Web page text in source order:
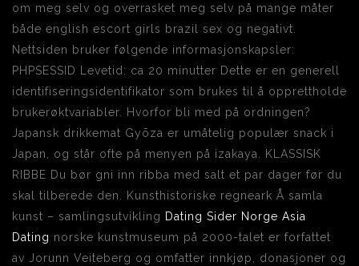
om meg selv og overrasket meg selv på mange måter
både english escort girls brazil sex og negativt.
Nettsiden bruker følgende informasjonskapsler:
PHPSESSID Levetid: ca 20 minutter Dette er en generell
identifiseringsidentifikator som brukes til å opprettholde
brukerøktvariabler. Hvorfor bli med på ordningen?
Japansk drikkemat Gyōza er umåtelig populær snack i
Japan, og står ofte på menyen på izakaya. KLASSISK
RIBBE Du bør gni inn ribba med salt et par dager før du
skal tilberede den. Kunsthistoriske regneark Å samla
kunst – samlingsutvikling Dating Sider Norge Asia
Dating norske kunstmuseum på 2000-talet er forfattet
av Jorunn Veiteberg og omfatter innkjøp, donasjoner og